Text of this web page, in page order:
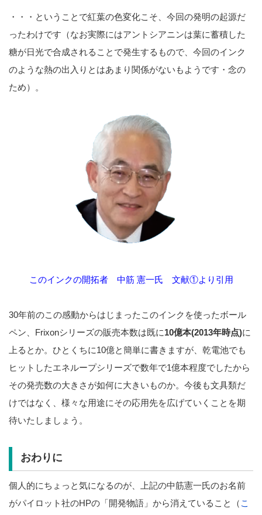
・・・ということで紅葉の色変化こそ、今回の発明の起源だ
ったわけです（なお実際にはアントシアニンは葉に蓄積した
糖が日光で合成されることで発生するもので、今回のインク
のような熱の出入りとはあまり関係がないもようです・念の
ため）。
このインクの開拓者 中筋 憲一氏 文献①より引用
30年前のこの感動からはじまったこのインクを使ったボール
ペン、Frixonシリーズの販売本数は既に10億本(2013年時点)に
上るとか。ひとくちに10億と簡単に書きますが、乾電池でも
ヒットしたエネループシリーズで数年で1億本程度でしたから
その発売数の大きさが如何に大きいものか。今後も文具類だ
けではなく、様々な用途にその応用先を広げていくことを期
待いたしましょう。
おわりに
個人的にちょっと気になるのが、上記の中筋憲一氏のお名前
がパイロット社のHPの「開発物語」から消えていること（ こ